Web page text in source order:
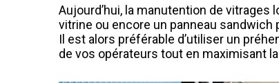
Aujourd’hui, la manutention de
vitrine ou encore un panneau
Il est alors préférable d’utiliser un
de vos opérateurs tout en maximisant